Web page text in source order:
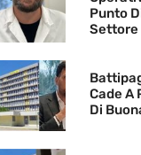
Punto
Settore
Cade A
Di